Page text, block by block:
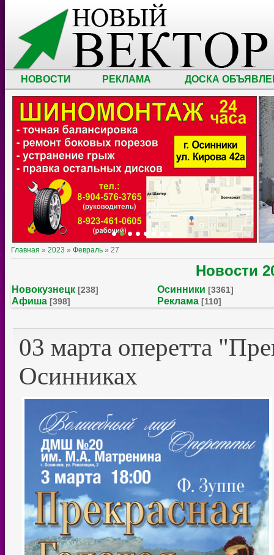
НОВОСТИ РЕКЛАМА ДОСКА
Главная » 2023 » Февраль » 27
Новости
Новокузнецк [238] Осинники [3361]
Афиша [398] Реклама [110]
03 марта оперетта
Осинниках